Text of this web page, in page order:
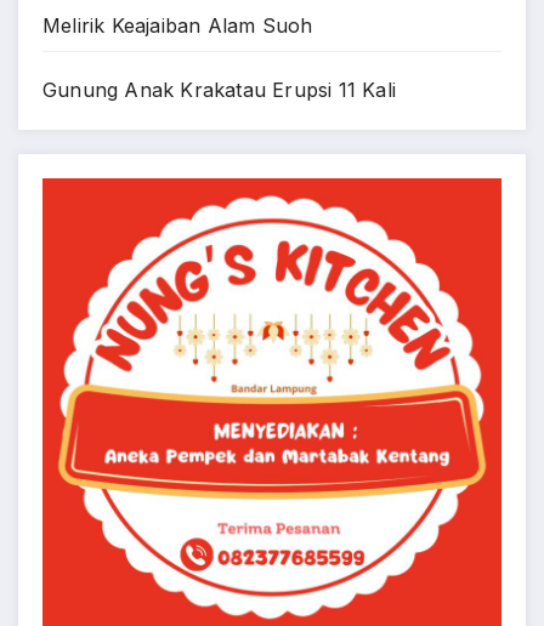
Melirik Keajaiban Alam Suoh
Gunung Anak Krakatau Erupsi 11 Kali